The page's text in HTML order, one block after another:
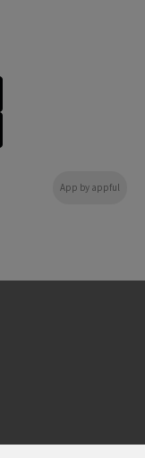
App by appful